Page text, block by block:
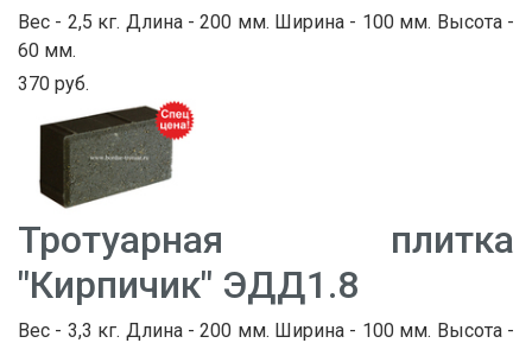
Вес - 2,5 кг. Длина - 200 мм. Ширина - 100 мм. Высота -
60 мм.
370 руб.
Тротуарная плитка
"Кирпичик" ЭДД1.8
Вес - 3,3 кг. Длина - 200 мм. Ширина - 100 мм. Высота -